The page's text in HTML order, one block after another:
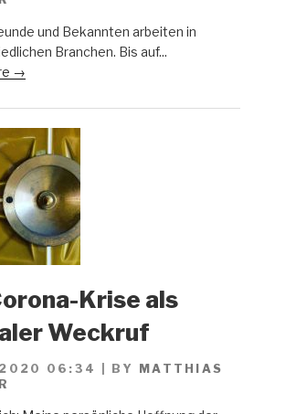
und Bekannten arbeiten in
Branchen. Bis auf...
→
Krise als
Weckruf
06:34 BY MATTHIAS